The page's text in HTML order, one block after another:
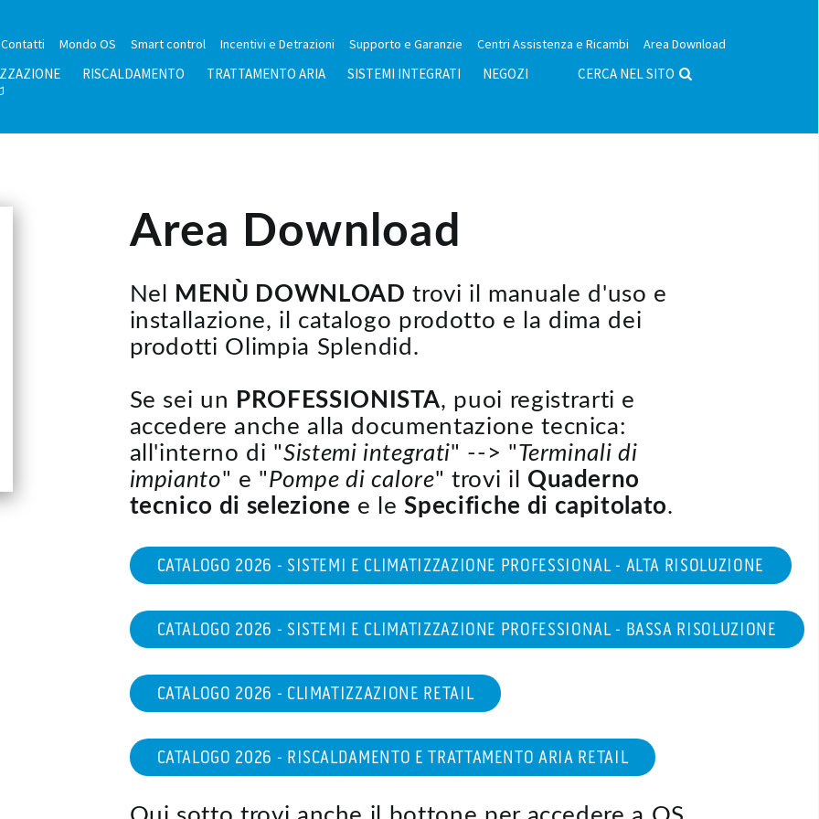
Area Download
Centri Assistenza e Ricambi
Supporto e Garanzie
Incentivi e Detrazioni
Smart control
Mondo OS
Contatti
RISCALDAMENTO TRATTAMENTO ARIA SISTEMI INTEGRATI NEGOZI
CERCA NEL SITO
Area Download
Nel MENÙ DOWNLOAD trovi il manuale d'uso e
installazione, il catalogo prodotto e la dima dei
prodotti Olimpia Splendid.
Se sei un PROFESSIONISTA, puoi registrarti e
accedere anche alla documentazione tecnica:
all'interno di "Sistemi integrati" --> "Terminali di
impianto" e "Pompe di calore" trovi il Quaderno
tecnico di selezione e leSpecifiche di capitolato.
CATALOGO 2026 - SISTEMI E CLIMATIZZAZIONE PROFESSIONAL - ALTA RISOLUZIONE
CATALOGO 2026 - SISTEMI E CLIMATIZZAZIONE PROFESSIONAL - BASSA RISOLUZIONE
CATALOGO 2026 - CLIMATIZZAZIONE RETAIL
CATALOGO 2026 - RISCALDAMENTO E TRATTAMENTO ARIA RETAIL